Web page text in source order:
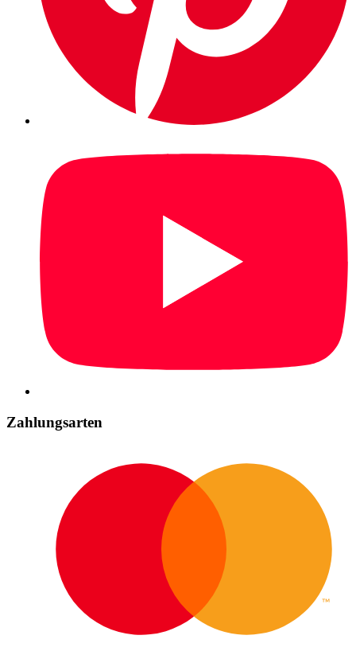
Zahlungsarten